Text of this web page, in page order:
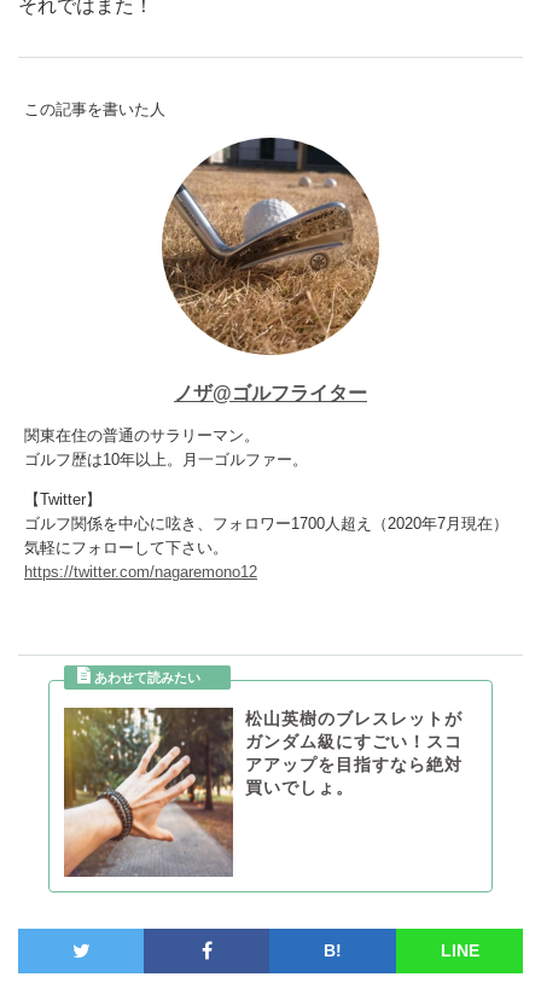
それではまた！
この記事を書いた人
ノザ@ゴルフライター
関東在住の普通のサラリーマン。
ゴルフ歴は10年以上。月一ゴルファー。
【Twitter】
ゴルフ関係を中心に呟き、フォロワー1700人超え（2020年7月現在）
気軽にフォローして下さい。
https://twitter.com/nagaremono12
松山英樹のブレスレットが
ガンダム級にすごい！スコ
アアップを目指すなら絶対
買いでしょ。
B! LINE